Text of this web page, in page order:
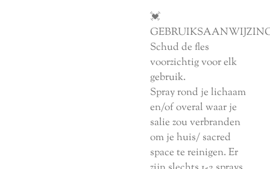
💓
Schud de fles
voorzichtig voor elk
gebruik.
Spray rond je lichaam
en/of overal waar je
salie zou verbranden
om je huis/ sacred
space te reinigen. Er